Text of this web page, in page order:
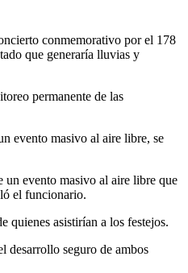
conmemorativo por el 178
que generaría lluvias y
permanente de las
evento masivo al aire libre, se
un evento masivo al aire libre que
el funcionario.
quienes asistirían a los festejos.
desarrollo seguro de ambos